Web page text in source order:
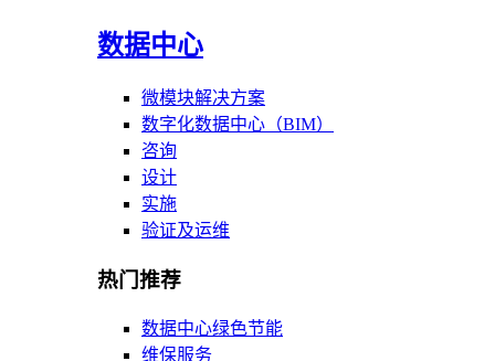
数据中心
微模块解决方案
数字化数据中心（BIM）
咨询
设计
实施
验证及运维
热门推荐
数据中心绿色节能
维保服务